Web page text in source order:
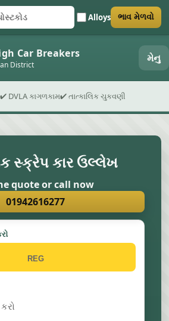
રજિસ્ટ્રેશન નંબર
પોસ્ટકોડ Alloys
ફોર્મ સબમિટ કરો ભાવ મેળવો
Car Breakers
District મેનુ
✔ DVLA કાગળકામ✔ તાત્કાલિક ચુકવણી
સ્ક્રેપ કાર ઉલ્લેખ
quote or call now
01942616277